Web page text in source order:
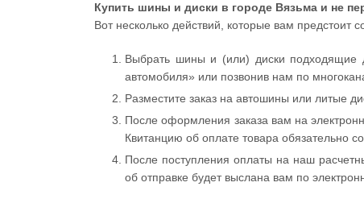
Купить шины и диски в городе Вязьма и не
Вот несколько действий, которые вам
Выбрать шины и (или) диски подходящие
автомобиля» или позвонив нам по
Разместите заказ на автошины или литые
После оформления заказа вам на
Квитанцию об оплате товара обязательно
После поступления оплаты на наш
об отправке будет выслана вам по